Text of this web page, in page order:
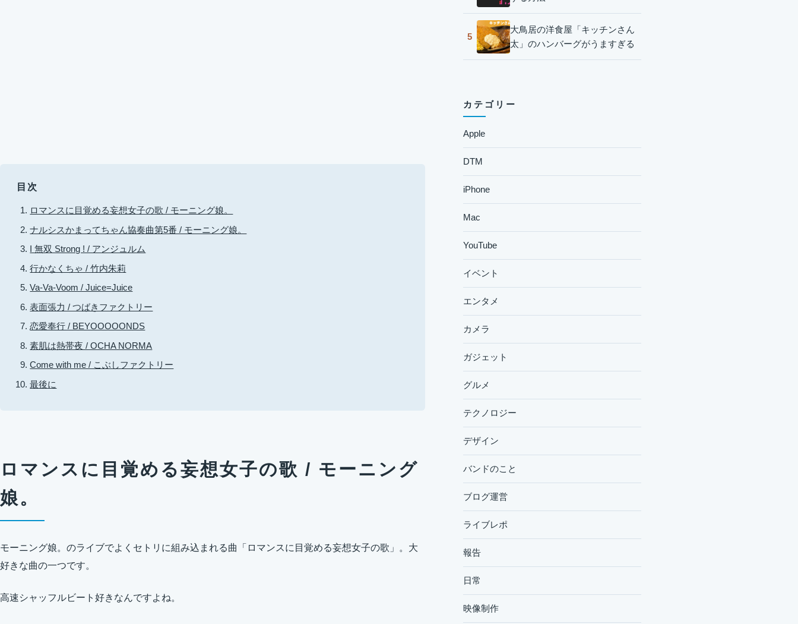
目次
ロマンスに目覚める妄想女子の歌 / モーニング娘。
ナルシスかまってちゃん協奏曲第5番 / モーニング娘。
I 無双 Strong ! / アンジュルム
行かなくちゃ / 竹内朱莉
Va-Va-Voom / Juice=Juice
表面張力 / つばきファクトリー
恋愛奉行 / BEYOOOOONDS
素肌は熱帯夜 / OCHA NORMA
Come with me / こぶしファクトリー
最後に
ロマンスに目覚める妄想女子の歌 / モーニング
娘。
モーニング娘。のライブでよくセトリに組み込まれる曲「ロマンスに目覚める妄想女子の歌」。大
好きな曲の一つです。
高速シャッフルビート好きなんですよね。
5
大鳥居の洋食屋「キッチンさん
太」のハンバーグがうますぎる
カテゴリー
Apple
DTM
iPhone
Mac
YouTube
イベント
エンタメ
カメラ
ガジェット
グルメ
テクノロジー
デザイン
バンドのこと
ブログ運営
ライブレポ
報告
日常
映像制作